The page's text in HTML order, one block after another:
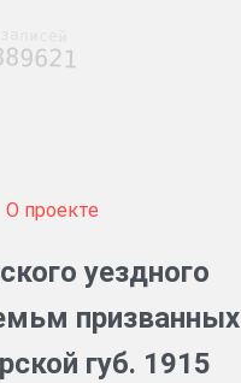
О проекте
уездного
призванных
губ. 1915